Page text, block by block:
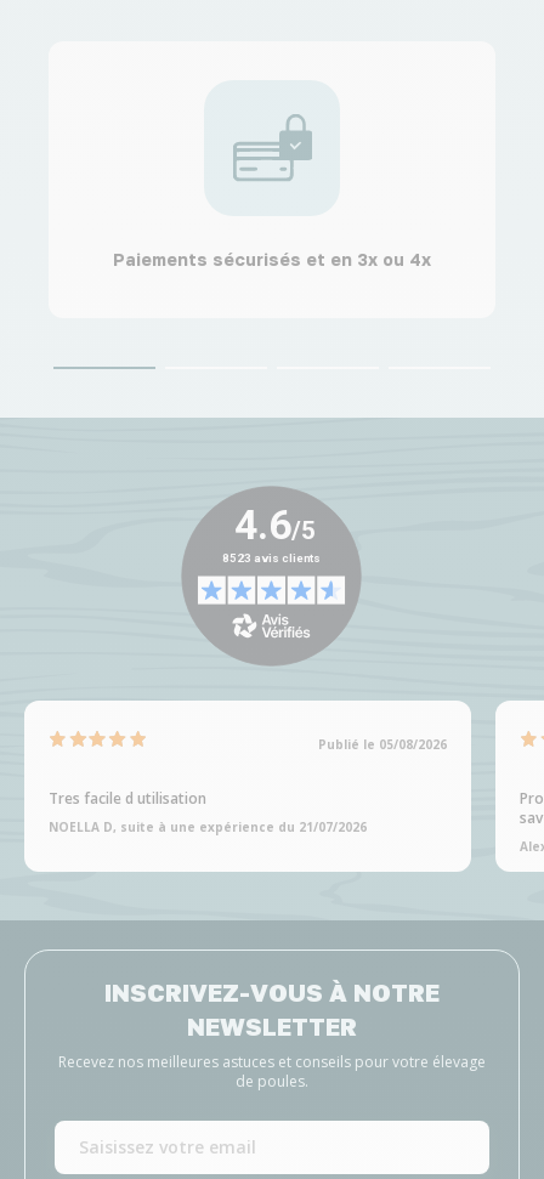
Paiements sécurisés et en 3x ou 4x
Publié le 05/08/2026
Tres facile d utilisation
NOELLA D, suite à une expérience du 21/07/2026
INSCRIVEZ-VOUS À NOTRE
NEWSLETTER
Recevez nos meilleures astuces et conseils pour votre élevage
de poules.